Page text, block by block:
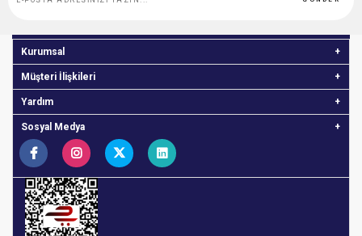
Kurumsal
Müşteri İlişkileri
Yardım
Sosyal Medya